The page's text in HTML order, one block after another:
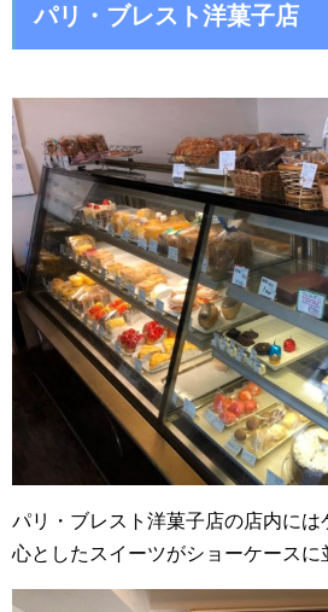
パリ・ブレスト洋菓子店
パリ・ブレスト洋菓子店の店内には
心としたスイーツがショーケースに